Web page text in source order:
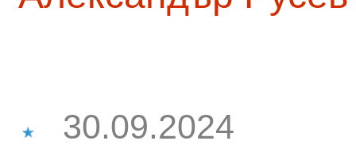
30.09.2024